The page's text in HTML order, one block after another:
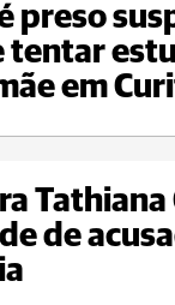
preso
tentar
em
Tathiana
de